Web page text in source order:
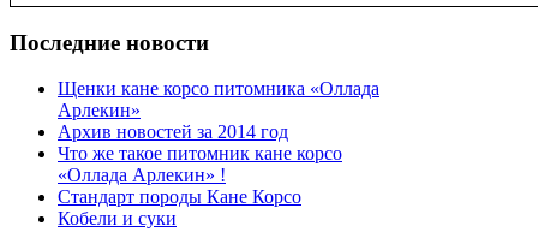
Последние новости
Щенки кане корсо питомника «Оллада
Арлекин»
Архив новостей за 2014 год
Что же такое питомник кане корсо
«Оллада Арлекин» !
Стандарт породы Кане Корсо
Кобели и суки